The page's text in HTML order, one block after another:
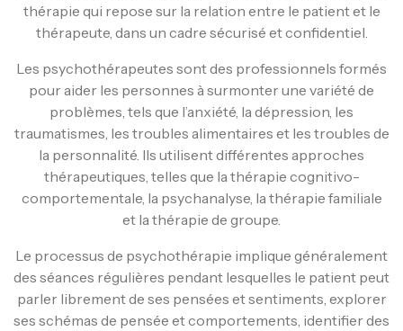
thérapie qui repose sur la relation entre le patient et le
thérapeute, dans un cadre sécurisé et confidentiel.
Les psychothérapeutes sont des professionnels formés
pour aider les personnes à surmonter une variété de
problèmes, tels que l’anxiété, la dépression, les
traumatismes, les troubles alimentaires et les troubles de
la personnalité. Ils utilisent différentes approches
thérapeutiques, telles que la thérapie cognitivo-
comportementale, la psychanalyse, la thérapie familiale
et la thérapie de groupe.
Le processus de psychothérapie implique généralement
des séances régulières pendant lesquelles le patient peut
parler librement de ses pensées et sentiments, explorer
ses schémas de pensée et comportements, identifier des